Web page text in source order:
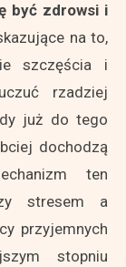
być zdrowsi i
na to,
szczęścia i
rzadziej
już do tego
dochodzą
ten
stresem a
przyjemnych
stopniu